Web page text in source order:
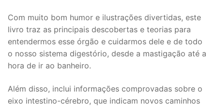
Com muito bom humor e ilustrações divertidas, este
livro traz as principais descobertas e teorias para
entendermos esse órgão e cuidarmos dele e de todo
o nosso sistema digestório, desde a mastigação até a
hora de ir ao banheiro.
Além disso, inclui informações comprovadas sobre o
eixo intestino-cérebro, que indicam novos caminhos